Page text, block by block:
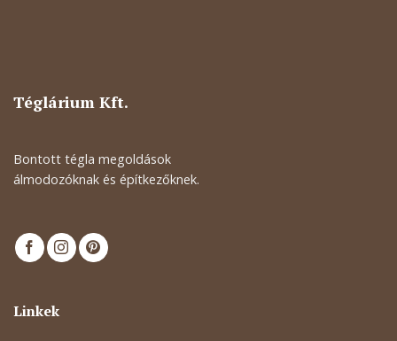
Téglárium Kft.
Bontott tégla megoldások
álmodozóknak és építkezőknek.
Linkek